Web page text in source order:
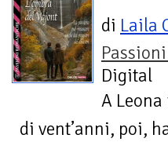
di Laila
Digital
A
di vent’anni, poi,